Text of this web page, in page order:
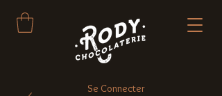
Se Connecter